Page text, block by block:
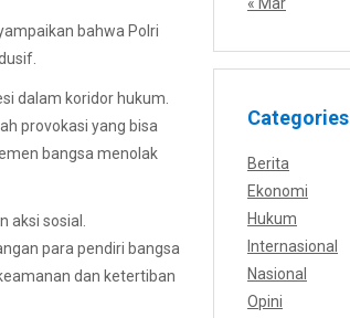
bahwa Polri
dalam koridor hukum.
provokasi yang bisa
bangsa menolak
aksi sosial.
para pendiri bangsa
dan ketertiban
Categories
Berita
Ekonomi
Hukum
Internasional
Nasional
Opini